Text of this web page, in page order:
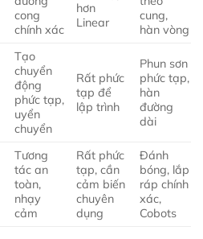
cong
chính xác
hơn
Linear
cung,
hàn vòng
Tạo
chuyển
động
phức tạp,
uyển
chuyển
Rất phức
tạp để
lập trình
Phun sơn
phức tạp,
hàn
đường
dài
Tương
tác an
toàn,
nhạy
cảm
Rất phức
tạp, cần
cảm biến
chuyên
dụng
Đánh
bóng, lắp
ráp chính
xác,
Cobots